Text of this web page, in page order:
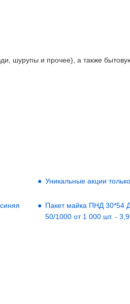
шурупы и прочее), а также
Уникальные акции
Пакет майка ПНД 30*54
50/1000 от 1 000 шт. - 3,9